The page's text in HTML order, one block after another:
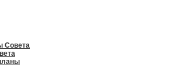
Совета